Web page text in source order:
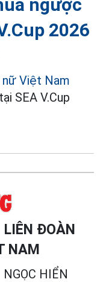
ngược
2026
nữ Việt Nam
SEA V.Cup
LIÊN ĐOÀN
NAM
HIỂN